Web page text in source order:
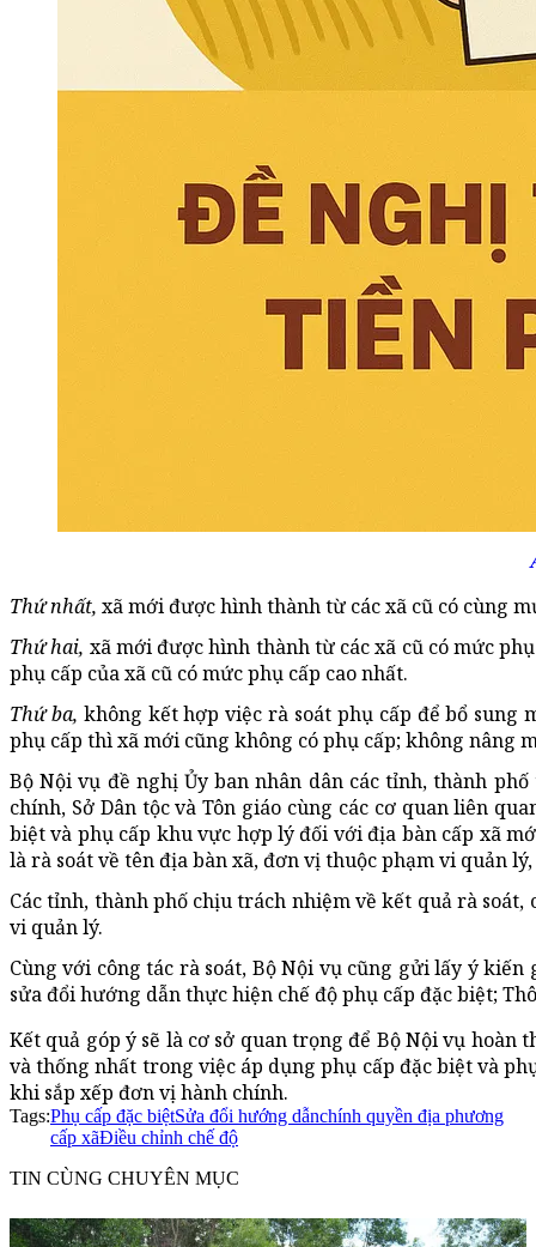
Thứ nhất, xã mới được hình thành từ các xã cũ có cùng
Thứ hai, xã mới được hình thành từ các xã cũ có mức
phụ cấp của xã cũ có mức phụ cấp cao nhất.
Thứ ba, không kết hợp việc rà soát phụ cấp để bổ sung
phụ cấp thì xã mới cũng không có phụ cấp; không nâng
Bộ Nội vụ đề nghị Ủy ban nhân dân các tỉnh, thành
chính, Sở Dân tộc và Tôn giáo cùng các cơ quan liên
biệt và phụ cấp khu vực hợp lý đối với địa bàn cấp xã
là rà soát về tên địa bàn xã, đơn vị thuộc phạm vi quản
Các tỉnh, thành phố chịu trách nhiệm về kết quả rà
vi quản lý.
Cùng với công tác rà soát, Bộ Nội vụ cũng gửi lấy ý
sửa đổi hướng dẫn thực hiện chế độ phụ cấp đặc biệt;
Kết quả góp ý sẽ là cơ sở quan trọng để Bộ Nội vụ
và thống nhất trong việc áp dụng phụ cấp đặc biệt và
khi sắp xếp đơn vị hành chính.
Tags:Phụ cấp đặc biệtSửa đổi hướng dẫnchính quyền địa phương
cấp xãĐiều chỉnh chế độ
TIN CÙNG CHUYÊN MỤC